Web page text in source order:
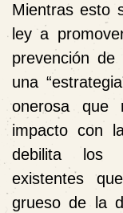
Mientras esto
ley a
prevención
una
onerosa que
impacto con
debilita los
existentes
grueso de la